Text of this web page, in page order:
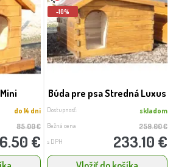
do 14 dní
85.00 €
€
-10%
Búda pre psa Stredná Luxus
Dostupnosť: skladom
Bežná cena 259.00 €
s DPH 233.10 €